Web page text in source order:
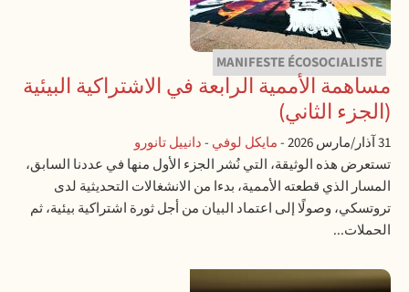
MANIFESTE ÉCOSOCIALISTE
مساهمة الأممية الرابعة في الاشتراكية البيئية
(الجزء الثاني)
31 آذار/مارس 2026 -مايكل لوفي -دانييل تانورو
تستعرض هذه الوثيقة، التي نُشر الجزء الأول منها في عددنا السابق،
المسار الذي قطعته الأممية، بدءا من الانشغالات التحديثية لدى
تروتسكي، وصولًا إلى اعتماد البيان من أجل ثورة اشتراكية بيئية، ثم
الحملات...